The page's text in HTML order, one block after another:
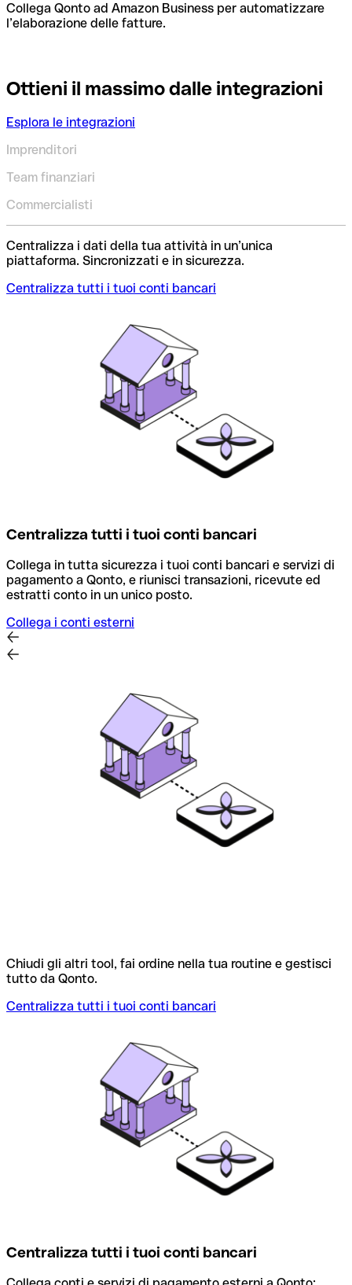
Collega Qonto ad Amazon Business per automatizzare
l’elaborazione delle fatture.
Ottieni il massimo dalle integrazioni
Esplora le integrazioni
Imprenditori
Team finanziari
Commercialisti
Centralizza i dati della tua attività in un’unica
piattaforma. Sincronizzati e in sicurezza.
Centralizza tutti i tuoi conti bancari
Centralizza tutti i tuoi conti bancari
Collega in tutta sicurezza i tuoi conti bancari e servizi di
pagamento a Qonto, e riunisci transazioni, ricevute ed
estratti conto in un unico posto.
Collega i conti esterni
Chiudi gli altri tool, fai ordine nella tua routine e gestisci
tutto da Qonto.
Centralizza tutti i tuoi conti bancari
Centralizza tutti i tuoi conti bancari